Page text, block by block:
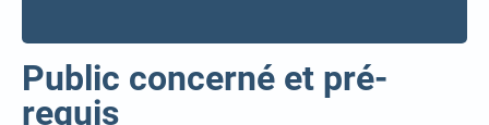
Public concerné et pré-
requis